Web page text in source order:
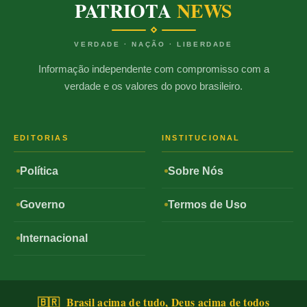
PATRIOTANEWS
VERDADE · NAÇÃO · LIBERDADE
Informação independente com compromisso com a
verdade e os valores do povo brasileiro.
EDITORIAS
Política
Governo
Internacional
INSTITUCIONAL
Sobre Nós
Termos de Uso
🇧🇷 Brasil acima de tudo, Deus acima de todos